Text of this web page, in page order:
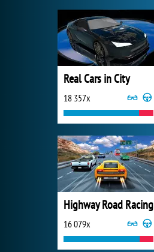
Real Cars in City
18 357x
Highway Road Racing
16 079x